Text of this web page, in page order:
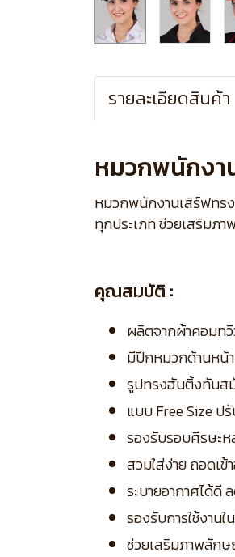
รายละเอียดสินค้า
หมวกพนักงา
หมวกพนักงานเสิร์ฟทรง
ทุกประเภท ช่วยเสริมภ
คุณสมบัติ :
ผลิตจากผ้าคอมทวิ
มีปีกหมวกด้านหน้า
รูปทรงฮันติ้งทันส
แบบ Free Size ป
รองรับรอบศีรษะห
สวมใส่ง่าย ถอดเข้
ระบายอากาศได้ดี
รองรับการใช้งาน
ช่วยเสริมภาพลัก